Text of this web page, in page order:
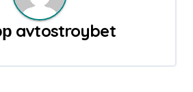
avtostroybet